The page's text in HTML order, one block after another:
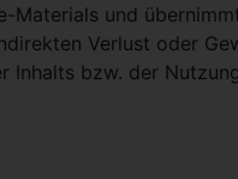
Materials und
Verlust oder
Inhalts bzw. der